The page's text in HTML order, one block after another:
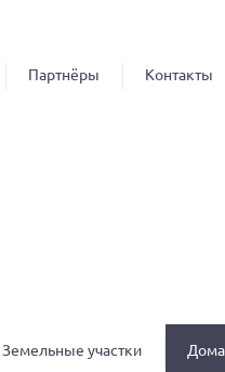
Партнёры Контакты
Земельные участки